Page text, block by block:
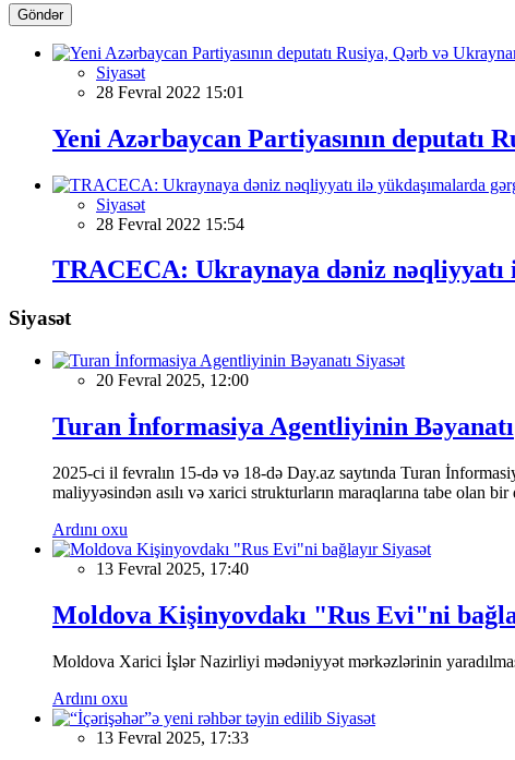
Göndər
Siyasət
28 Fevral 2022 15:01
Yeni Azərbaycan Partiyasının deputatı
Siyasət
28 Fevral 2022 15:54
TRACECA: Ukraynaya dəniz nəqliyyatı
Siyasət
Siyasət
20 Fevral 2025, 12:00
Turan İnformasiya Agentliyinin Bəyanatı
2025-ci il fevralın 15-də və 18-də Day.az saytında Turan
maliyyəsindən asılı və xarici strukturların maraqlarına tabe olan
Ardını oxu
Siyasət
13 Fevral 2025, 17:40
Moldova Kişinyovdakı "Rus Evi"ni
Moldova Xarici İşlər Nazirliyi mədəniyyət mərkəzlərinin
Ardını oxu
Siyasət
13 Fevral 2025, 17:33